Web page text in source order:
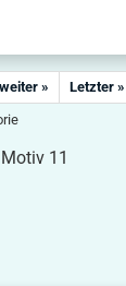
weiter »
Letzter »
11